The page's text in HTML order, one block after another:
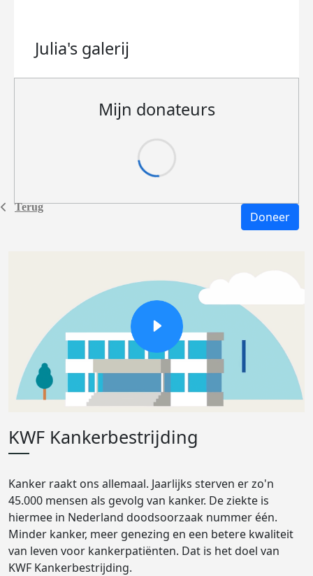
Terug
Julia's galerij
Mijn donateurs
Doneer
KWF Kankerbestrijding
Kanker raakt ons allemaal. Jaarlijks sterven er zo'n
45.000 mensen als gevolg van kanker. De ziekte is
hiermee in Nederland doodsoorzaak nummer één.
Minder kanker, meer genezing en een betere kwaliteit
van leven voor kankerpatiënten. Dat is het doel van
KWF Kankerbestrijding.